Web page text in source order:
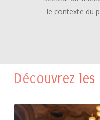
le contexte du
Découvrez